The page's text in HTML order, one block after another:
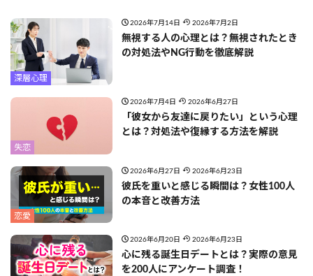
深層心理
2026年7月14日 2026年7月2日
無視する人の心理とは？無視されたとき
の対処法やNG行動を徹底解説
失恋
2026年7月4日 2026年6月27日
「彼女から友達に戻りたい」という心理
とは？対処法や復縁する方法を解説
恋愛
2026年6月27日 2026年6月23日
彼氏を重いと感じる瞬間は？女性100人
の本音と改善方法
2026年6月20日 2026年6月23日
心に残る誕生日デートとは？実際の意見
を200人にアンケート調査！